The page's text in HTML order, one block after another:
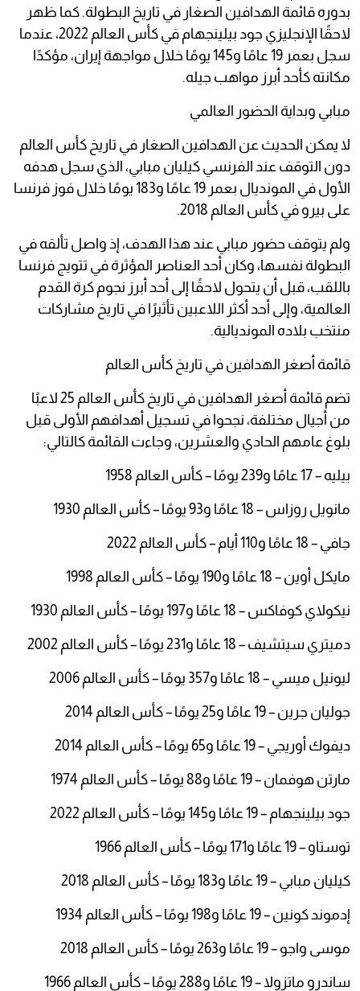
بدوره قائمة الهدافين الصغار في تاريخ البطولة. كما ظهر
لاحقًا الإنجليزي جود بيلينجهام في كأس العالم 2022، عندما
سجل بعمر 19 عامًا و145 يومًا خلال مواجهة إيران، مؤكدًا
مكانته كأحد أبرز مواهب جيله.
مبابي وبداية الحضور العالمي
لا يمكن الحديث عن الهدافين الصغار في تاريخ كأس العالم
دون التوقف عند الفرنسي كيليان مبابي، الذي سجل هدفه
الأول في المونديال بعمر 19 عامًا و183 يومًا خلال فوز فرنسا
على بيرو في كأس العالم 2018.
ولم يتوقف حضور مبابي عند هذا الهدف، إذ واصل تألقه في
البطولة نفسها، وكان أحد العناصر المؤثرة في تتويج فرنسا
باللقب، قبل أن يتحول لاحقًا إلى أحد أبرز نجوم كرة القدم
العالمية، وإلى أحد أكثر اللاعبين تأثيرًا في تاريخ مشاركات
منتخب بلاده المونديالية.
قائمة أصغر الهدافين في تاريخ كأس العالم
تضم قائمة أصغر الهدافين في تاريخ كأس العالم 25 لاعبًا
من أجيال مختلفة، نجحوا في تسجيل أهدافهم الأولى قبل
بلوغ عامهم الحادي والعشرين، وجاءت القائمة كالتالي:
بيليه – 17 عامًا و239 يومًا – كأس العالم 1958
مانويل روزاس – 18 عامًا و93 يومًا – كأس العالم 1930
جافي – 18 عامًا و110 أيام – كأس العالم 2022
مايكل أوين – 18 عامًا و190 يومًا – كأس العالم 1998
نيكولاي كوفاكس – 18 عامًا و197 يومًا – كأس العالم 1930
دميتري سيتشيف – 18 عامًا و231 يومًا – كأس العالم 2002
ليونيل ميسي – 18 عامًا و357 يومًا – كأس العالم 2006
جوليان جرين – 19 عامًا و25 يومًا – كأس العالم 2014
ديفوك أوريجي – 19 عامًا و65 يومًا – كأس العالم 2014
مارتن هوفمان – 19 عامًا و88 يومًا – كأس العالم 1974
جود بيلينجهام – 19 عامًا و145 يومًا – كأس العالم 2022
توستاو – 19 عامًا و171 يومًا – كأس العالم 1966
كيليان مبابي – 19 عامًا و183 يومًا – كأس العالم 2018
إدموند كونين – 19 عامًا و198 يومًا – كأس العالم 1934
موسى واجو – 19 عامًا و263 يومًا – كأس العالم 2018
ساندرو ماتزولا – 19 عامًا و288 يومًا – كأس العالم 1966